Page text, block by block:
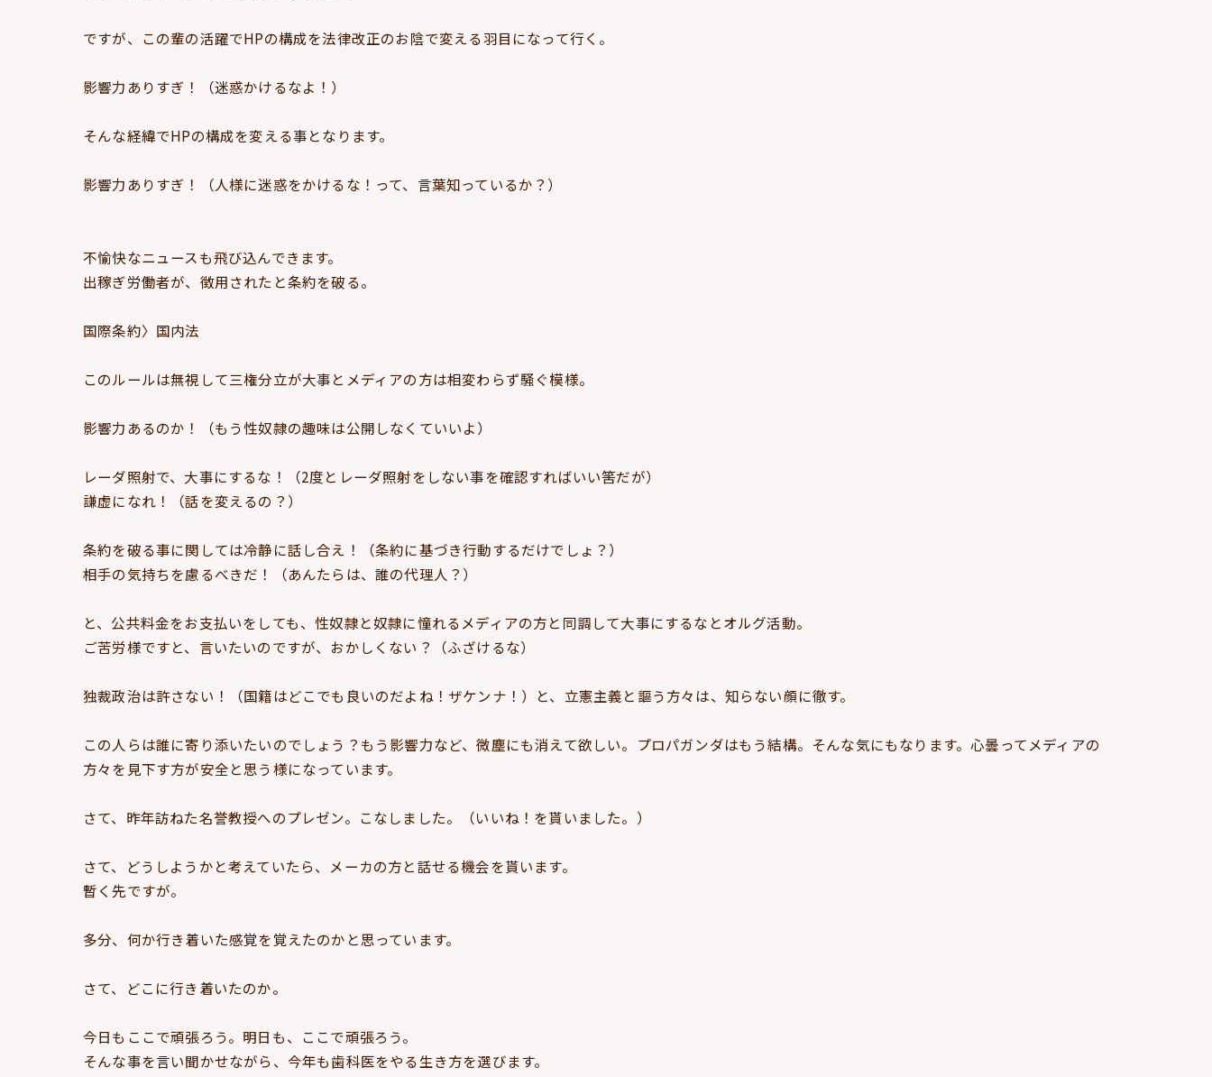
ですが、この輩の活躍でHPの構成を法律改正のお陰で変える羽目になって行く。
影響力ありすぎ！（迷惑かけるなよ！）
そんな経緯でHPの構成を変える事となります。
影響力ありすぎ！（人様に迷惑をかけるな！って、言葉知っているか？）
不愉快なニュースも飛び込んできます。
出稼ぎ労働者が、徴用されたと条約を破る。
国際条約〉国内法
このルールは無視して三権分立が大事とメディアの方は相変わらず騒ぐ模様。
影響力あるのか！（もう性奴隷の趣味は公開しなくていいよ）
レーダ照射で、大事にするな！（2度とレーダ照射をしない事を確認すればいい筈だが）
謙虚になれ！（話を変えるの？）
条約を破る事に関しては冷静に話し合え！（条約に基づき行動するだけでしょ？）
相手の気持ちを慮るべきだ！（あんたらは、誰の代理人？）
と、公共料金をお支払いをしても、性奴隷と奴隷に憧れるメディアの方と同調して大事にするなとオルグ活動。
ご苦労様ですと、言いたいのですが、おかしくない？（ふざけるな）
独裁政治は許さない！（国籍はどこでも良いのだよね！ザケンナ！）と、立憲主義と謳う方々は、知らない顔に徹す。
この人らは誰に寄り添いたいのでしょう？もう影響力など、微塵にも消えて欲しい。プロパガンダはもう結構。そんな気にもなります。心曇ってメディアの
方々を見下す方が安全と思う様になっています。
さて、昨年訪ねた名誉教授へのプレゼン。こなしました。（いいね！を貰いました。）
さて、どうしようかと考えていたら、メーカの方と話せる機会を貰います。
暫く先ですが。
多分、何か行き着いた感覚を覚えたのかと思っています。
さて、どこに行き着いたのか。
今日もここで頑張ろう。明日も、ここで頑張ろう。
そんな事を言い聞かせながら、今年も歯科医をやる生き方を選びます。